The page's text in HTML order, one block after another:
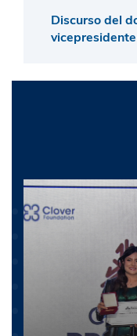
Discurso del